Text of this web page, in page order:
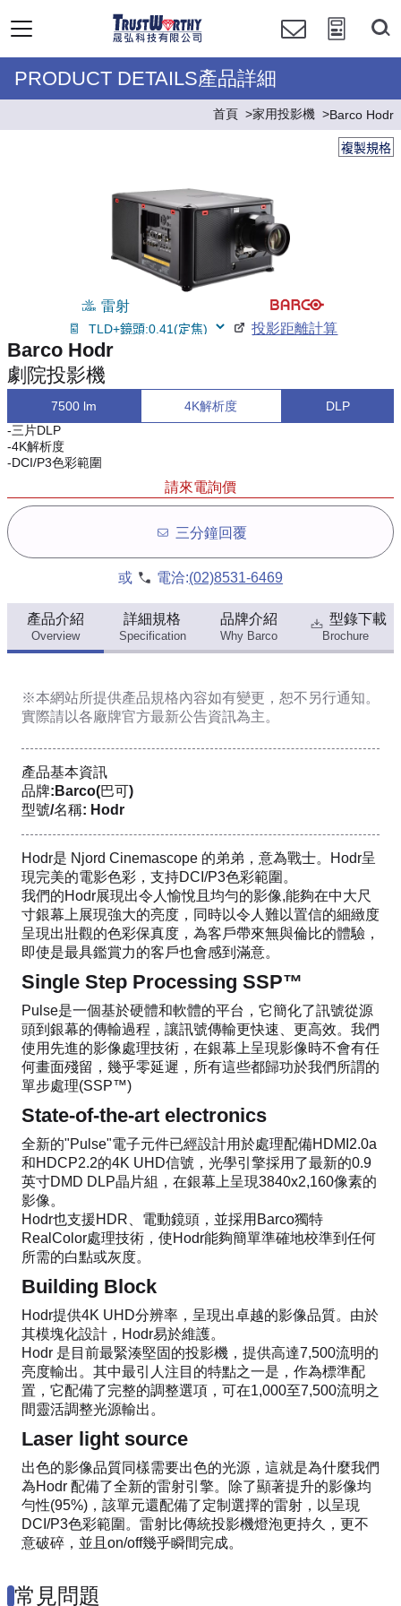
PRODUCT DETAILS產品詳細
首頁 家用投影機 Barco Hodr
複製規格
雷射
投影距離計算
Barco Hodr
劇院投影機
7500 lm 4K解析度
DLP
-三片DLP
-4K解析度
-DCI/P3色彩範圍
請來電詢價
三分鐘回覆
或 電洽:(02)8531-6469
產品介紹
Overview
詳細規格
Specification
品牌介紹
Why Barco
型錄下載
Brochure
※本網站所提供產品規格內容如有變更，恕不另行通知。
實際請以各廠牌官方最新公告資訊為主。
產品基本資訊
品牌:Barco(巴可)
型號/名稱: Hodr
Hodr是 Njord Cinemascope 的弟弟，意為戰士。Hodr呈
現完美的電影色彩，支持DCI/P3色彩範圍。
我們的Hodr展現出令人愉悅且均勻的影像,能夠在中大尺
寸銀幕上展現強大的亮度，同時以令人難以置信的細緻度
呈現出壯觀的色彩保真度，為客戶帶來無與倫比的體驗，
即使是最具鑑賞力的客戶也會感到滿意。
Single Step Processing SSP™
Pulse是一個基於硬體和軟體的平台，它簡化了訊號從源
頭到銀幕的傳輸過程，讓訊號傳輸更快速、更高效。我們
使用先進的影像處理技術，在銀幕上呈現影像時不會有任
何畫面殘留，幾乎零延遲，所有這些都歸功於我們所謂的
單步處理(SSP™)
State-of-the-art electronics
全新的"Pulse"電子元件已經設計用於處理配備HDMI2.0a
和HDCP2.2的4K UHD信號，光學引擎採用了最新的0.9
英寸DMD DLP晶片組，在銀幕上呈現3840x2,160像素的
影像。
Hodr也支援HDR、電動鏡頭，並採用Barco獨特
RealColor處理技術，使Hodr能夠簡單準確地校準到任何
所需的白點或灰度。
Building Block
Hodr提供4K UHD分辨率，呈現出卓越的影像品質。由於
其模塊化設計，Hodr易於維護。
Hodr 是目前最緊湊堅固的投影機，提供高達7,500流明的
亮度輸出。其中最引人注目的特點之一是，作為標準配
置，它配備了完整的調整選項，可在1,000至7,500流明之
間靈活調整光源輸出。
Laser light source
出色的影像品質同樣需要出色的光源，這就是為什麼我們
為Hodr 配備了全新的雷射引擎。除了顯著提升的影像均
勻性(95%)，該單元還配備了定制選擇的雷射，以呈現
DCI/P3色彩範圍。雷射比傳統投影機燈泡更持久，更不
意破碎，並且on/off幾乎瞬間完成。
常見問題